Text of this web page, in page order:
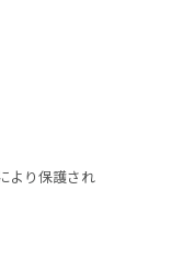
より保護され